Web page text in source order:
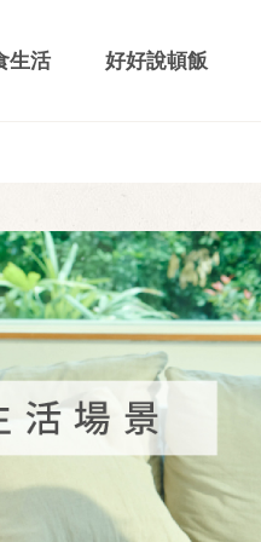
生活 好好說頓飯